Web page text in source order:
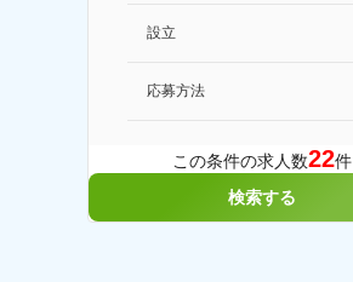
設立
応募方法
この条件の求人数22件
検索する